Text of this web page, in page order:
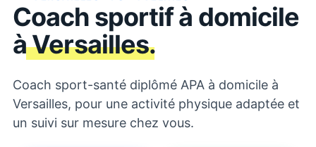
Coach sportif à domicile
àVersailles.
Coach sport-santé diplômé APA à domicile à
Versailles, pour une activité physique adaptée et
un suivi sur mesure chez vous.